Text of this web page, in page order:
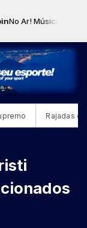
Ar! Música Show
Rajadas de